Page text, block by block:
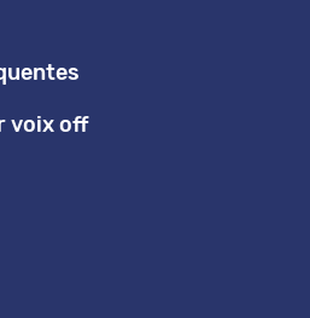
voix off